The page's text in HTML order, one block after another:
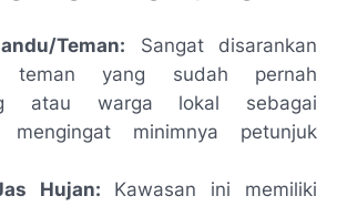
Teman: Sangat disarankan
teman yang sudah pernah
atau warga lokal sebagai
mengingat minimnya petunjuk
Hujan: Kawasan ini memiliki